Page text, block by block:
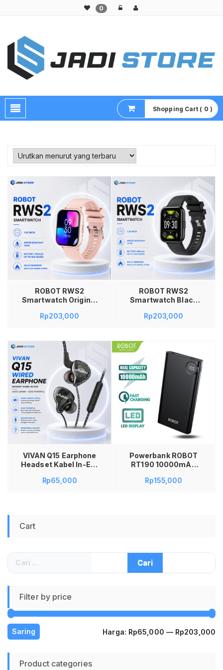
0
Shopping Cart ( 0 )
ROBOT RWS2
Smartwatch Original
1.83 Inch Water
Tahan Hingga 168
Jam Notifikasi Salat
Penunjuk Arah Kiblat
99 Asmaul Husna
Smart Watch Sport
Health Monitor
Garansi Resmi 1
Tahun Warna Pink
Rp203,000
Tambah ke keranjang
ROBOT RWS2
Smartwatch Black
Original Jam Tangan
1.83 Inch Muslim
Friendly Arah Kiblat
100+ Sport Mode
Fitness Tracker
Garansi 1 Tahun
Rp203,000
VIVAN Q15 Earphone
Headset Kabel In-Ear
3.5mm Built-in Mic
Rp65,000
Tambah ke keranjang
Powerbank ROBOT
RT190 10000mAh
Micro 9 Smart
Rp155,000
Cart
Cari
untuk:
Filter by price
Saring Harga: Rp65,000 — Rp203,000
Product categories